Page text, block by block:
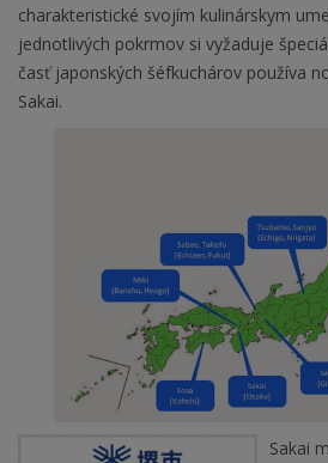
charakteristické svojím kulinárskym
jednotlivých pokrmov si vyžaduje
časť japonských šéfkuchárov používa
Sakai.
Sakai